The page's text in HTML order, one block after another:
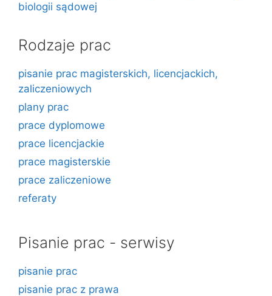
biologii sądowej
Rodzaje prac
pisanie prac magisterskich, licencjackich,
zaliczeniowych
plany prac
prace dyplomowe
prace licencjackie
prace magisterskie
prace zaliczeniowe
referaty
Pisanie prac - serwisy
pisanie prac
pisanie prac z prawa